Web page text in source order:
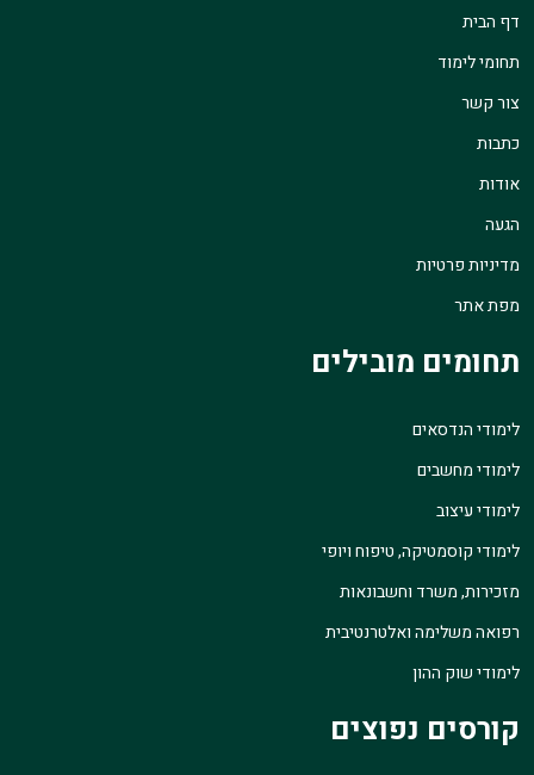
דף הבית
תחומי לימוד
צור קשר
כתבות
אודות
הגעה
מדיניות פרטיות
מפת אתר
תחומים מובילים
לימודי הנדסאים
לימודי מחשבים
לימודי עיצוב
לימודי קוסמטיקה, טיפוח ויופי
מזכירות, משרד וחשבונאות
רפואה משלימה ואלטרנטיבית
לימודי שוק ההון
קורסים נפוצים